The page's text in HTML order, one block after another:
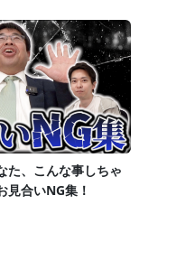
た、こんな事しちゃ
見合いNG集！